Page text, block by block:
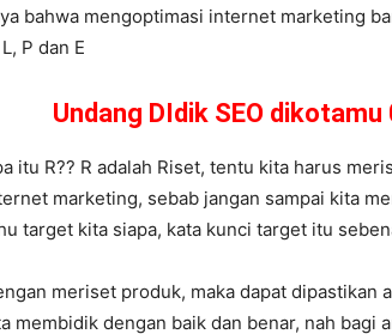
bahwa mengoptimasi internet marketing
L, P dan E
Undang DIdik SEO
itu R?? R adalah Riset, tentu kita harus
marketing, sebab jangan sampai kita
target kita siapa, kata kunci target itu
meriset produk, maka dapat dipastikan
membidik dengan baik dan benar, nah bagi